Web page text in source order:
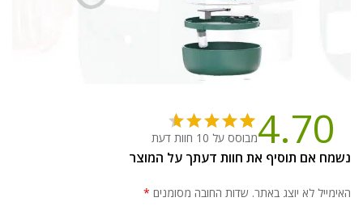
4.70מדורגים
4.70מתוך
5 מבוסס
10
מבוסס על 10 חוות דעת
נשמח אם תוסיף את חוות דעתך על המוצר
האימייל לא יוצג באתר. שדות החובה מסומנים *